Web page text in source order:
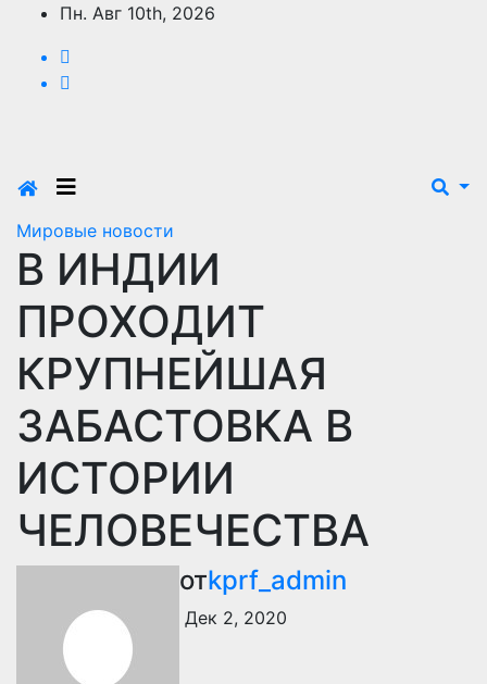
Перейти
содержимому
Пн. Авг 10th, 2026
Мировые новости
В ИНДИИ
ПРОХОДИТ
КРУПНЕЙШАЯ
ЗАБАСТОВКА В
ИСТОРИИ
ЧЕЛОВЕЧЕСТВА
отkprf_admin
Дек 2, 2020